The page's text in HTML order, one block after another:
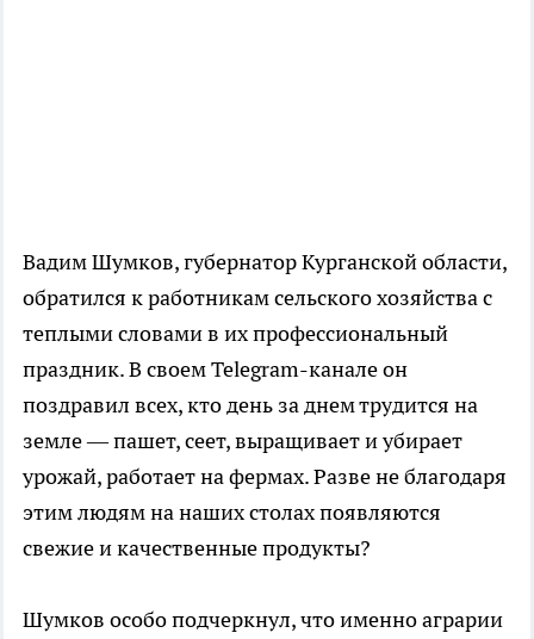
Вадим Шумков, губернатор Курганской области,
обратился к работникам сельского хозяйства с
теплыми словами в их профессиональный
праздник. В своем Telegram-канале он
поздравил всех, кто день за днем трудится на
земле — пашет, сеет, выращивает и убирает
урожай, работает на фермах. Разве не благодаря
этим людям на наших столах появляются
свежие и качественные продукты?
Шумков особо подчеркнул, что именно аграрии